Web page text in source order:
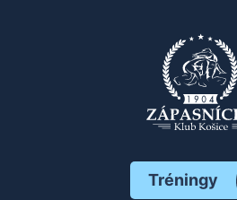
Tréningy